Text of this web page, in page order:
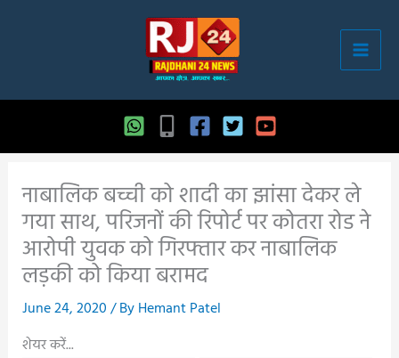
नाबालिक बच्ची को शादी का झांसा देकर ले
गया साथ, परिजनों की रिपोर्ट पर कोतरा रोड ने
आरोपी युवक को गिरफ्तार कर नाबालिक
लड़की को किया बरामद
June 24, 2020/ ByHemant Patel
शेयर करें...